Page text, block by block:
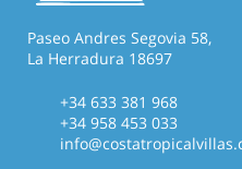
Paseo Andres Segovia 58,
La Herradura 18697
+34 633 381 968
+34 958 453 033